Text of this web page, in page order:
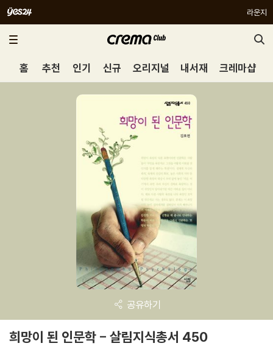
라운지
홈 추천 인기 신규 오리지널 내서재 크레마샵
공유하기
희망이 된 인문학 - 살림지식총서 450